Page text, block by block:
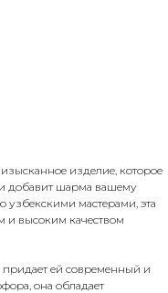
изделие, которое
добавит шарма вашему
узбекскими мастерами, эта
и высоким качеством
придает ей современный и
она обладает